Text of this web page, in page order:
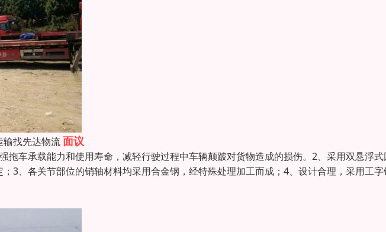
输找先达物流面议
拖车承载能力和使用寿命，减轻行驶过程中车辆颠跛对货物造成的损伤。2、采用双悬浮式
3、各关节部位的销轴材料均采用合金钢，经特殊处理加工而成；4、设计合理，采用工字